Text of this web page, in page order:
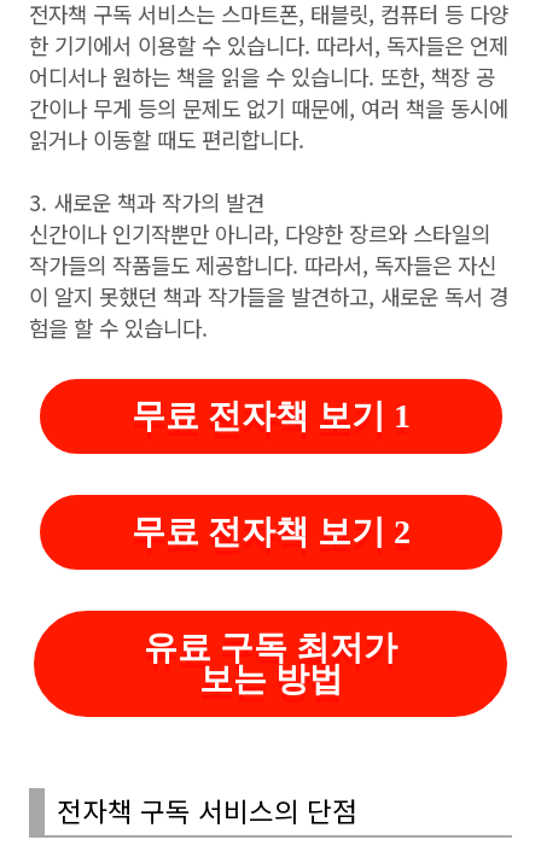
전자책 구독 서비스는 스마트폰, 태블릿, 컴퓨터 등 다양
한 기기에서 이용할 수 있습니다. 따라서, 독자들은 언제
어디서나 원하는 책을 읽을 수 있습니다. 또한, 책장 공
간이나 무게 등의 문제도 없기 때문에, 여러 책을 동시에
읽거나 이동할 때도 편리합니다.
3. 새로운 책과 작가의 발견
신간이나 인기작뿐만 아니라, 다양한 장르와 스타일의
작가들의 작품들도 제공합니다. 따라서, 독자들은 자신
이 알지 못했던 책과 작가들을 발견하고, 새로운 독서 경
험을 할 수 있습니다.
무료 전자책 보기 1
무료 전자책 보기 2
유료 구독 최저가
보는 방법
전자책 구독 서비스의 단점